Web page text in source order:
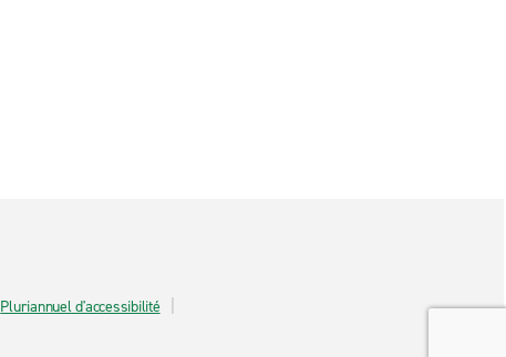
Pluriannuel d'accessibilité